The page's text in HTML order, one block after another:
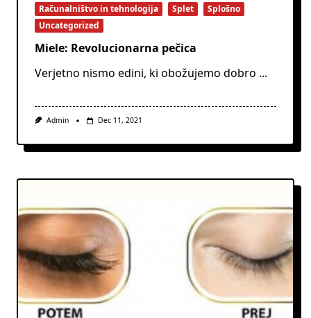
Računalništvo in tehnologija
Splet
Splošno
Uncategorized
Miele: Revolucionarna pečica
Verjetno nismo edini, ki obožujemo dobro ...
Admin Dec 11, 2021